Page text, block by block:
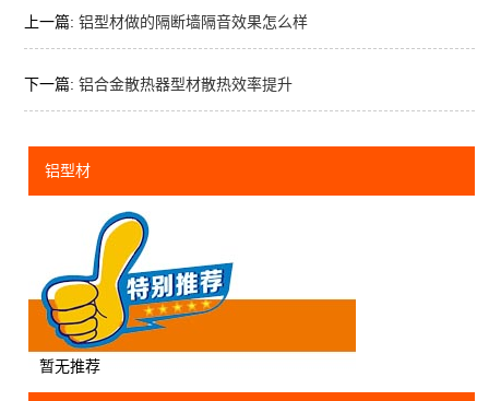
上一篇: 铝型材做的隔断墙隔音效果怎么样
下一篇: 铝合金散热器型材散热效率提升
铝型材
暂无推荐